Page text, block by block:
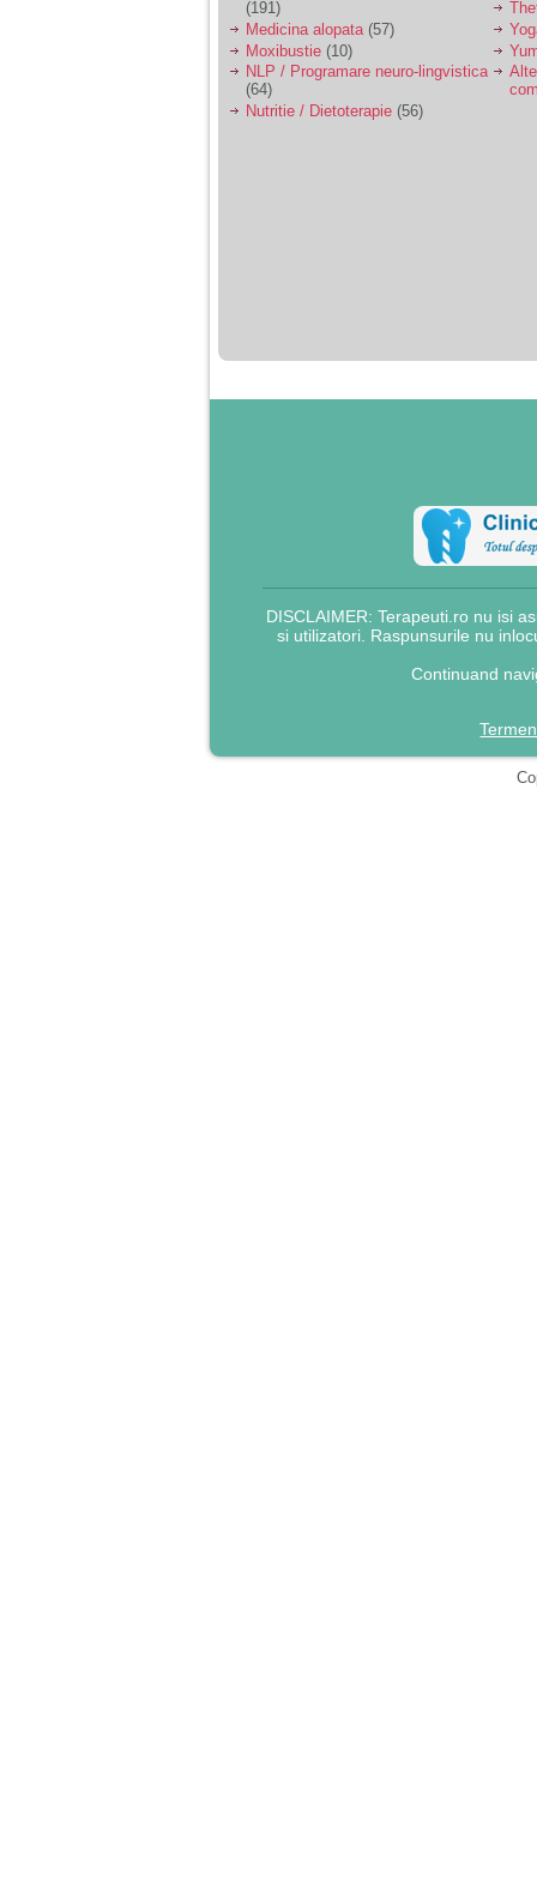
(191)
Medicina alopata(57)
Moxibustie (10)
NLP / Programare neuro-lingvistica
(64)
Nutritie / Dietoterapie (56)
DISCLAIMER: Terapeuti.ro nu isi
si utilizatori. Raspunsurile nu
Continuand